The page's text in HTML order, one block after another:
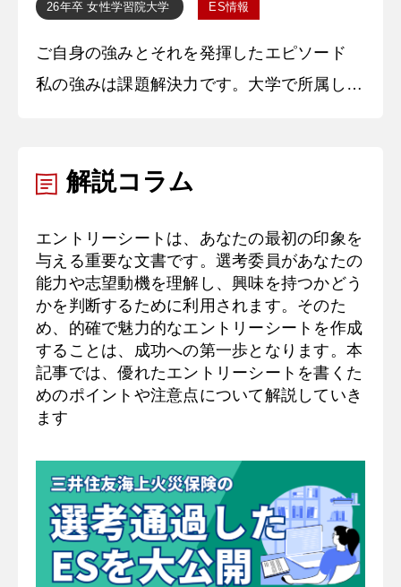
て冷静に順を追って原因と解決策を考えた。
何度も話し合いを行い、結果として先輩から
の資金援助と部員からの徴収で不足分を補う
26年卒 女性学習院大学 ES情報
ご自身の強みとそれを発揮したエピソード
私の強みは課題解決力です。大学で所属して
の他団体と比較して知名度が低く、年々入会
そこで私はサークルに新入生を呼び込むため
SNSを始めました。特に工夫したことは、X
とInstagramで毎日投稿を行い、新入生の目
に留まる機会を増やし
解説コラム
エントリーシートは、あなたの最初の印象を
与える重要な文書です。選考委員があなたの
能力や志望動機を理解し、興味を持つかどう
かを判断するために利用されます。そのた
め、的確で魅力的なエントリーシートを作成
することは、成功への第一歩となります。本
記事では、優れたエントリーシートを書くた
めのポイントや注意点について解説していき
ます